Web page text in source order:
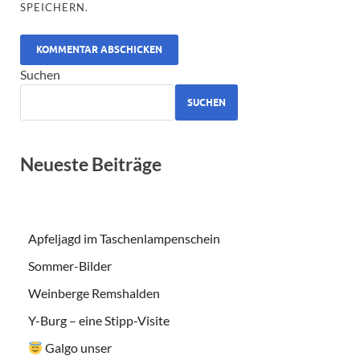
SPEICHERN.
ALTERNATIVE:
Suchen
SUCHEN
Neueste Beiträge
Apfeljagd im Taschenlampenschein
Sommer-Bilder
Weinberge Remshalden
Y-Burg – eine Stipp-Visite
Galgo unser